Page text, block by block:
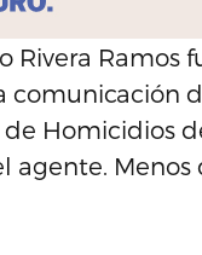
Rivera Ramos
comunicación
Homicidios
Menos